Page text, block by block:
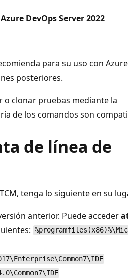
DevOps Server 2022
para su uso con Azure
posteriores.
o clonar pruebas mediante la
de los comandos son
de línea de
tenga lo siguiente en su
anterior. Puede acceder